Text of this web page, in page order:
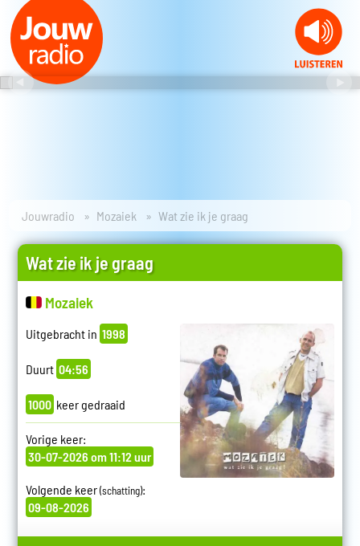
Jouwradio Mozaiek Wat zie ik je graag
Wat zie ik je graag
Mozaiek
Uitgebracht in 1998
Duurt 04:56
1000 keer gedraaid
Vorige keer:
30-07-2026 om 11:12 uur
Volgende keer(schatting):
09-08-2026